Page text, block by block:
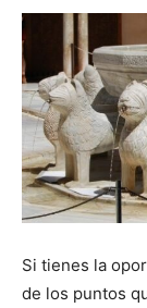
Si tienes la
de los puntos